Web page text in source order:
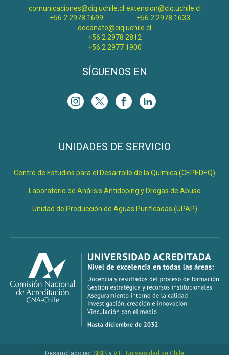
comunicaciones@ciq.uchile.cl
+56 2 2978 1699
extension@ciq.uchile.cl
+56 2 2978 1633
decanato@ciq.uchile.cl
+56 2 2978 2812
+56 2 2977 1900
SÍGUENOS EN
UNIDADES DE SERVICIO
Centro de Estudios para el Desarrollo de la Química (CEPEDEQ)
Laboratorio de Análisis Antidoping y Drogas de Abuso
Unidad de Producción de Aguas Purificadas (UPAP)
Desarrollado por SISIB y VTI Universidad de Chile